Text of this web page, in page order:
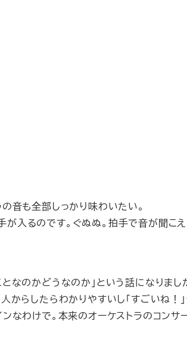
音も全部しっかり味わいたい。
入るのです。ぐぬぬ。拍手で音が聞こ
なのかどうなのか」という話になりまし
からしたらわかりやすいし「すごいね！
なわけで。本来のオーケストラのコンサ